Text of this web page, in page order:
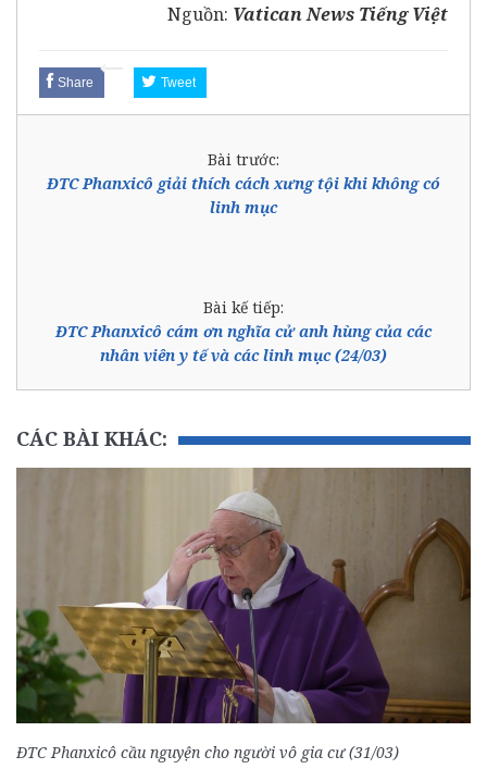
Nguồn: Vatican News Tiếng Việt
Share Tweet
Bài trước:
ĐTC Phanxicô giải thích cách xưng tội khi không có
linh mục
Bài kế tiếp:
ĐTC Phanxicô cám ơn nghĩa cử anh hùng của các
nhân viên y tế và các linh mục (24/03)
CÁC BÀI KHÁC:
ĐTC Phanxicô cầu nguyện cho người vô gia cư (31/03)